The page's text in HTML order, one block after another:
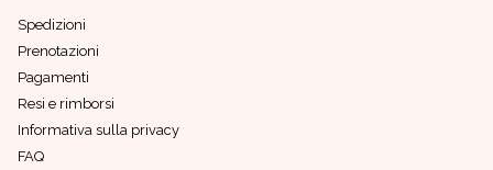
Spedizioni
Prenotazioni
Pagamenti
Resi e rimborsi
Informativa sulla privacy
FAQ